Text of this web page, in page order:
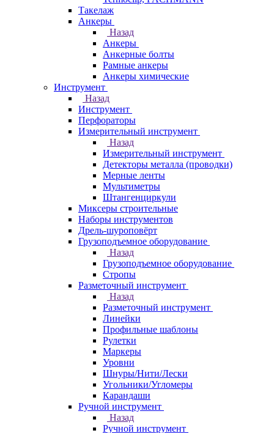
Такелаж
Анкеры
Назад
Анкеры
Анкерные болты
Рамные анкеры
Анкеры химические
Инструмент
Назад
Инструмент
Перфораторы
Измерительный инструмент
Назад
Измерительный инструмент
Детекторы металла (проводки)
Мерные ленты
Мультиметры
Штангенциркули
Миксеры строительные
Наборы инструментов
Дрель-шуроповёрт
Грузоподъемное оборудование
Назад
Грузоподъемное оборудование
Стропы
Разметочный инструмент
Назад
Разметочный инструмент
Линейки
Профильные шаблоны
Рулетки
Маркеры
Уровни
Шнуры/Нити/Лески
Угольники/Угломеры
Карандаши
Ручной инструмент
Назад
Ручной инструмент